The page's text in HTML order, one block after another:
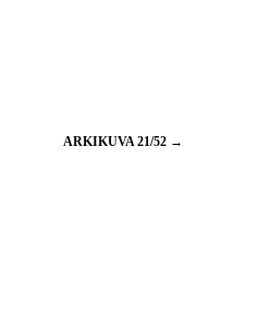
ARKIKUVA 21/52 →